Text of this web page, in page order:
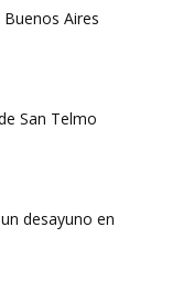
Aires
San Telmo
desayuno en